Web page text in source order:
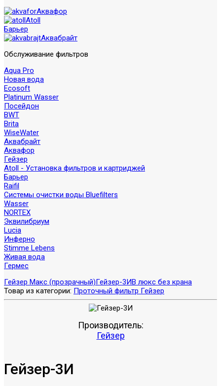
Аквафор
Atoll
Барьер
Аквабрайт
Обслуживание фильтров
Aqua Pro
Новая вода
Ecosoft
Platinum Wasser
Посейдон
BWT
Brita
WiseWater
Аквабрайт
Аквафор
Гейзер
Atoll - Установка фильтров и картриджей
Барьер
Raifil
Системы очистки воды Bluefilters
Wasser
NORTEX
Эквилибриум
Lucia
Инферно
Stimme Lebens
Живая вода
Гермес
Гейзер Макс (прозрачный)Гейзер-3ИВ люкс без крана
Товар из категории: Проточный фильтр Гейзер
Производитель:
Гейзер
Гейзер-3И